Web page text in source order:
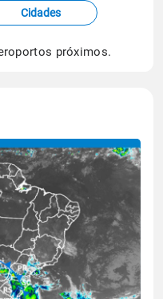
estações
Centro de Previsão
(CPTEC).
Cidades
próximos.